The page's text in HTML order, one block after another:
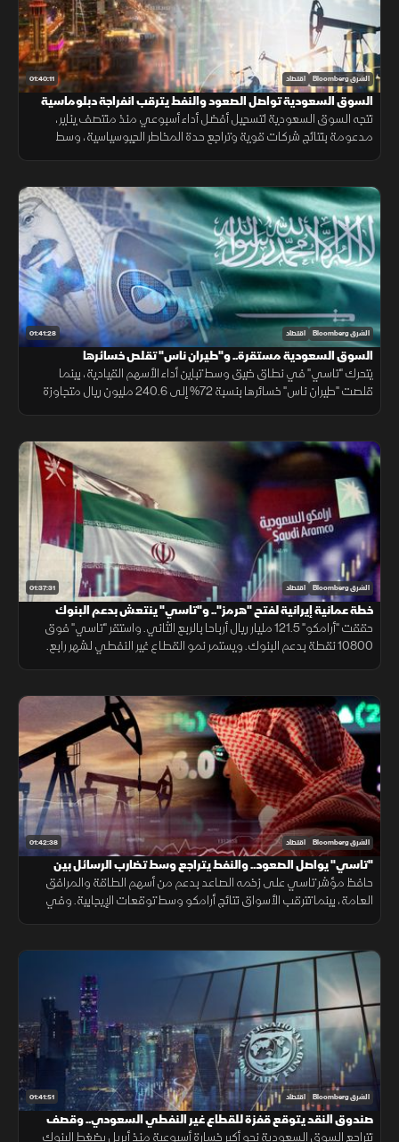
01:40:11 الشرق Bloomberg اقتصاد
السوق السعودية تواصل الصعود والنفط يترقب انفراجة دبلوماسية
تتجه السوق السعودية لتسجيل أفضل أداء أسبوعي منذ منتصف يناير،
مدعومة بنتائج شركات قوية وتراجع حدة المخاطر الجيوسياسية، وسط
01:41:28 الشرق Bloomberg اقتصاد
السوق السعودية مستقرة.. و"طيران ناس" تقلص خسائرها
يتحرك "تاسي" في نطاق ضيق وسط تباين أداء الأسهم القيادية، بينما
قلصت "طيران ناس" خسائرها بنسبة 72% إلى 240.6 مليون ريال متجاوزة
01:37:31 الشرق Bloomberg اقتصاد
خطة عمانية إيرانية لفتح "هرمز".. و"تاسي" ينتعش بدعم البنوك
وأرباح "أرامكو"
حققت "أرامكو" 121.5 مليار ريال أرباحا بالربع الثاني. واستقر "تاسي" فوق
10800 نقطة بدعم البنوك. ويستمر نمو القطاع غير النفطي لشهر رابع.
01:42:38 الشرق Bloomberg اقتصاد
"تاسي" يواصل الصعود.. والنفط يتراجع وسط تضارب الرسائل بين
واشنطن وطهران
حافظ مؤشر تاسي على زخمه الصاعد بدعم من أسهم الطاقة والمرافق
العامة، بينما تترقب الأسواق نتائج أرامكو وسط توقعات الإيجابية. وفي
01:41:51 الشرق Bloomberg اقتصاد
صندوق النقد يتوقع قفزة للقطاع غير النفطي السعودي.. وقصف
أميركي على إيران
تتراجع السوق السعودية نحو أكبر خسارة أسبوعية منذ أبريل بضغط البنوك